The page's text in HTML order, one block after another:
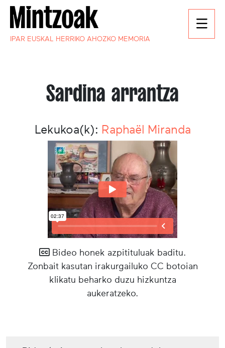
IPAR EUSKAL HERRIKO AHOZKO MEMORIA
Sardina arrantza
Lekukoa(k): Raphaël Miranda
Bideo honek azpitituluak baditu.
Zonbait kasutan irakurgailuko CC botoian
klikatu beharko duzu hizkuntza
aukeratzeko.